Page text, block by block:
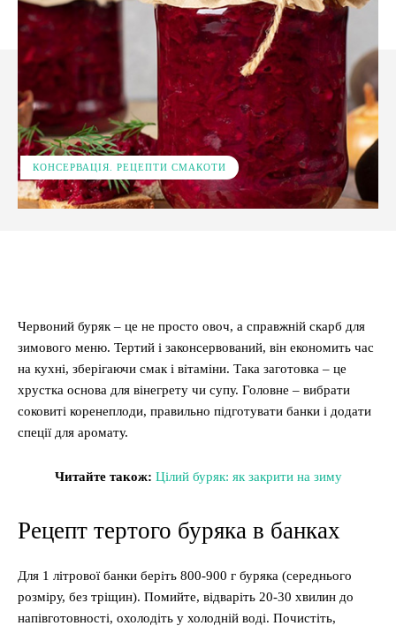
КОНСЕРВАЦІЯ. РЕЦЕПТИ СМАКОТИ
Червоний буряк – це не просто овоч, а справжній скарб для
зимового меню. Тертий і законсервований, він економить час
на кухні, зберігаючи смак і вітаміни. Така заготовка – це
хрустка основа для вінегрету чи супу. Головне – вибрати
соковиті коренеплоди, правильно підготувати банки і додати
спеції для аромату.
Читайте також: Цілий буряк: як закрити на зиму
Рецепт тертого буряка в банках
Для 1 літрової банки беріть 800-900 г буряка (середнього
розміру, без тріщин). Помийте, відваріть 20-30 хвилин до
напівготовності, охолодіть у холодній воді. Почистіть,